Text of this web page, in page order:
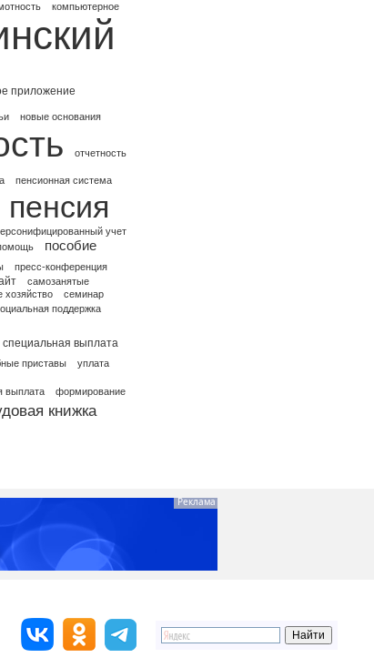
компьютерное
приложение
новые основания
отчетность
пенсионная система
пенсия
учет
пособие
пресс-конференция
самозанятые
хозяйство семинар
поддержка
специальная выплата
приставы уплата
выплата
формирование
книжка